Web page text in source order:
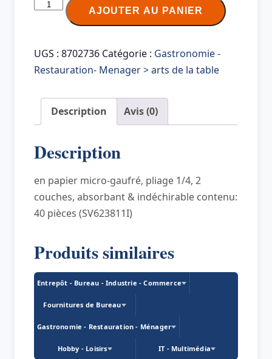
quantité
Serviette
de
jetable,
380
chocolat
AJOUTER AU PANIER
UGS : 8702736 Catégorie : Gastronomie -
Restauration- Menager > arts de la table
Description Avis (0)
Description
en papier micro-gaufré, pliage 1/4, 2
couches, absorbant & indéchirable contenu:
40 pièces (SV623811I)
Produits similaires
Entrepôt - Bureau - Industrie - Commerce
Fournitures de Bureau
Gastronomie - Restauration - Ménager
Hobby - Loisirs IT - Multimédia